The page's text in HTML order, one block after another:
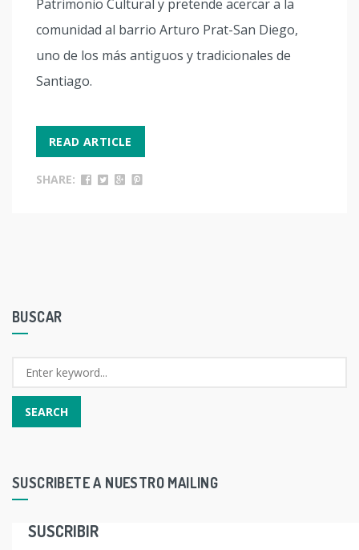
Patrimonio Cultural y pretende acercar a la
comunidad al barrio Arturo Prat-San Diego,
uno de los más antiguos y tradicionales de
Santiago.
READ ARTICLE
SHARE:
BUSCAR
SUSCRIBETE A NUESTRO MAILING
SUSCRIBIR